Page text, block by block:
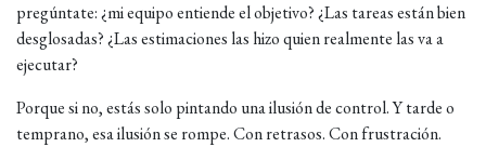
pregúntate: ¿mi equipo entiende el objetivo? ¿Las tareas están bien
desglosadas? ¿Las estimaciones las hizo quien realmente las va a
ejecutar?
Porque si no, estás solo pintando una ilusión de control. Y tarde o
temprano, esa ilusión se rompe. Con retrasos. Con frustración.